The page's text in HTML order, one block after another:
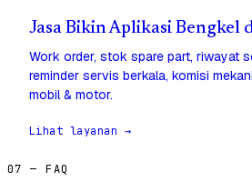
Jasa Bikin Aplikasi Bengkel
Work order, stok spare part, riwayat
reminder servis berkala, komisi
mobil & motor.
Lihat layanan →
07 — FAQ